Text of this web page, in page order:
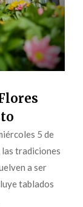
5 de
las tradiciones
a ser
tablados